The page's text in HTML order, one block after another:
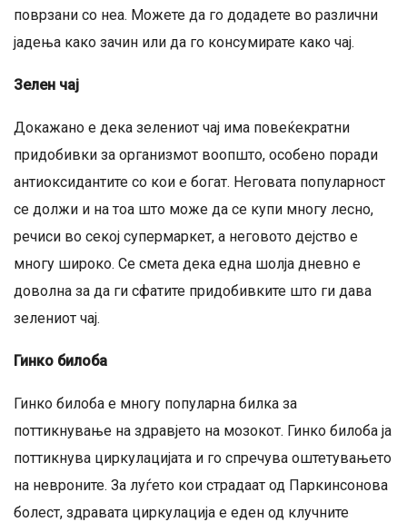
поврзани со неа. Можете да го додадете во различни
јадења како зачин или да го консумирате како чај.
Зелен чај
Докажано е дека зелениот чај има повеќекратни
придобивки за организмот воопшто, особено поради
антиоксидантите со кои е богат. Неговата популарност
се должи и на тоа што може да се купи многу лесно,
речиси во секој супермаркет, а неговото дејство е
многу широко. Се смета дека една шолја дневно е
доволна за да ги сфатите придобивките што ги дава
зелениот чај.
Гинко билоба
Гинко билоба е многу популарна билка за
поттикнување на здравјето на мозокот. Гинко билоба ја
поттикнува циркулацијата и го спречува оштетувањето
на невроните. За луѓето кои страдаат од Паркинсонова
болест, здравата циркулација е еден од клучните